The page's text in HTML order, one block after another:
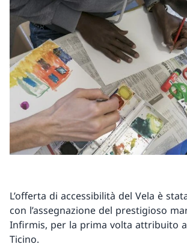
L’offerta di accessibilità del Vela è
con l’assegnazione del prestigioso
Infirmis, per la prima volta attribuito
Ticino.